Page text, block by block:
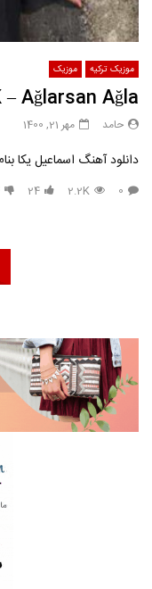
موزیک ترکیه موزیک
Ağlarsan Ağla
حامد مهر 21, 1400
دانلود آهنگ اسماعیل یکا
0
2.2K
24